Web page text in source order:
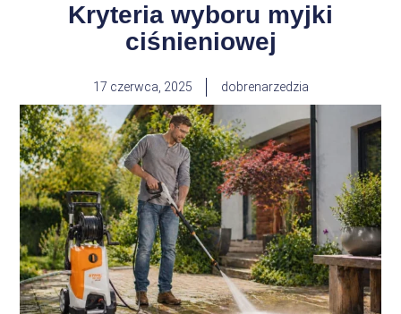
Kryteria wyboru myjki
ciśnieniowej
17 czerwca, 2025 dobrenarzedzia